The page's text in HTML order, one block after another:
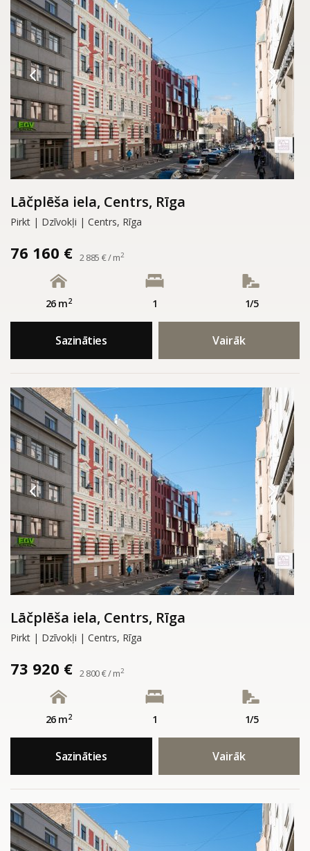
Lāčplēša iela, Centrs, Rīga
Pirkt | Dzīvokļi | Centrs, Rīga
76 160 € 2 885 € / m2
26 m2 1 1/5
Sazināties Vairāk
Lāčplēša iela, Centrs, Rīga
Pirkt | Dzīvokļi | Centrs, Rīga
73 920 € 2 800 € / m2
26 m2 1 1/5
Sazināties Vairāk